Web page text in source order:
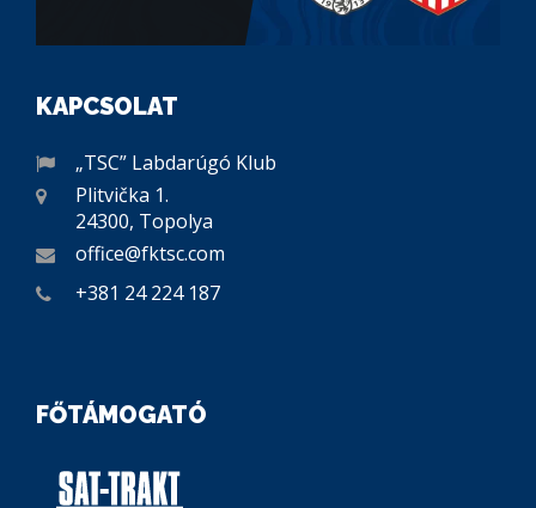
KAPCSOLAT
„TSC” Labdarúgó Klub
Plitvička 1.
24300, Topolya
office@fktsc.com
+381 24 224 187
FŐTÁMOGATÓ